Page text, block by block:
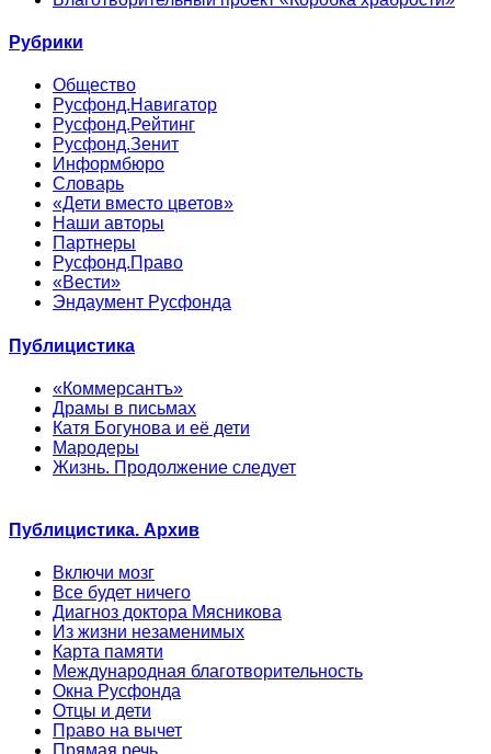
Рубрики
Общество
Русфонд.Навигатор
Русфонд.Рейтинг
Русфонд.Зенит
Информбюро
Словарь
«Дети вместо цветов»
Наши авторы
Партнеры
Русфонд.Право
«Вести»
Эндаумент Русфонда
Публицистика
«Коммерсантъ»
Драмы в письмах
Катя Богунова и её дети
Мародеры
Жизнь. Продолжение следует
Публицистика. Архив
Включи мозг
Все будет ничего
Диагноз доктора Мясникова
Из жизни незаменимых
Карта памяти
Международная благотворительность
Окна Русфонда
Отцы и дети
Право на вычет